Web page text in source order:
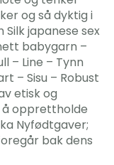
og så dyktig i
japanese sex
babygarn –
– Line – Tynn
– Sisu – Robust
etisk og
opprettholde
Nyfødtgaver;
bak dens